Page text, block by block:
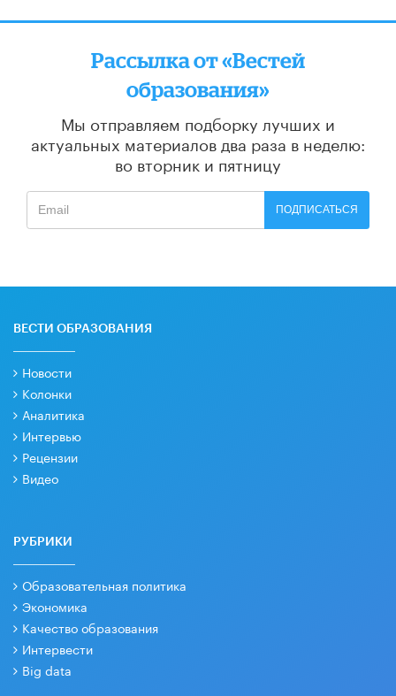
Рассылка от «Вестей
образования»
Мы отправляем подборку лучших и
актуальных материалов два раза в неделю:
во вторник и пятницу
ПОДПИСАТЬСЯ
ВЕСТИ ОБРАЗОВАНИЯ
Новости
Колонки
Аналитика
Интервью
Рецензии
Видео
РУБРИКИ
Образовательная политика
Экономика
Качество образования
Интервести
Big data